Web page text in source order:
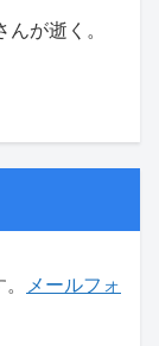
が逝く。
メールフォ